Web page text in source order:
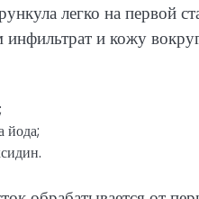
легко на первой
инфильтрат и кожу
йода;